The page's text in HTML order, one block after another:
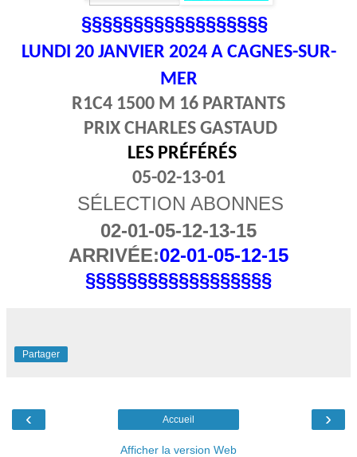
§§§§§§§§§§§§§§§§§§
LUNDI 20JANVIER 2024 A CAGNES-SUR-
MER
R1C4 1500 M 16 PARTANTS
PRIX CHARLES GASTAUD
LES PRÉFÉRÉS
05-02-13-01
SÉLECTION ABONNES
02-01-05-12-13-15
ARRIVÉE:02-01-05-12-15
§§§§§§§§§§§§§§§§§§
Partager
‹ ›
Accueil
Afficher la version Web